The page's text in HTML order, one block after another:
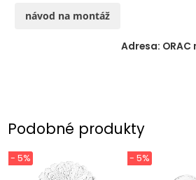
návod na montáž
Adresa:
Podobné produkty
- 5% - 5%